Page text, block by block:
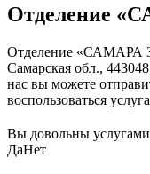
Отделение
Отделение «САМАРА
Самарская обл.,
нас вы можете
воспользоваться
Вы довольны
ДаНет